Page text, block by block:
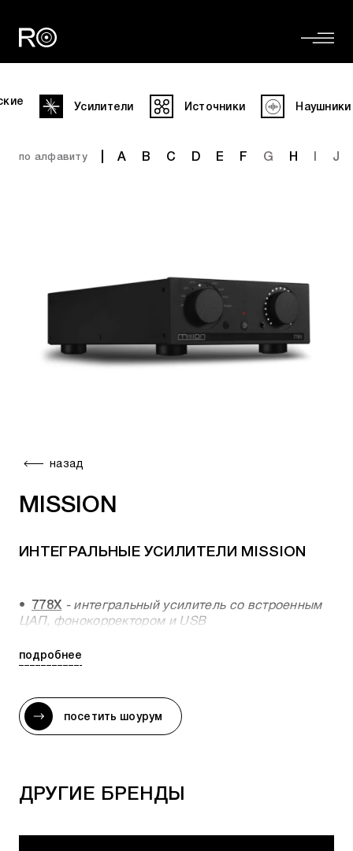
Усилители Источники Наушники
по алфавиту A B C D E F G H J
назад
MISSION
ИНТЕГРАЛЬНЫЕ УСИЛИТЕЛИ MISSION
778X - интегральный усилитель со встроенным
ЦАП, фонокорректором и USB
LX Connect DAC
- беспроводной управляющий
Актуальное наличие, возможность
подробнее
посетить шоурум
ДРУГИЕ БРЕНДЫ